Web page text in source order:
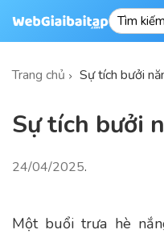
Trang chủ Sự tích bưởi
Sự tích bưởi
24/04/2025.
Một buổi trưa hè